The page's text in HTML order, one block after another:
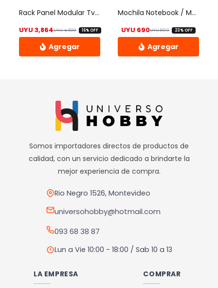
elegir
la
página
de
Rack Panel Modular Tv Hasta 60 Con Estantes Y Luces Led – Uh
UYU4,600El precio original era: UYU 4,600.
UYU 3,864 El precio actual es: UYU 3,864.
16% OFF
múltiples
variantes.
Las
opciones
se
pueden
en
la
de
producto
Mochila Notebook / Mochila Laptop
UYU899El precio
UYU 690 El precio actual
23% OFF
Somos importadores directos de productos de
calidad, con un servicio dedicado a brindarte la
mejor experiencia de compra.
Rio Negro 1526, Montevideo
universohobby@hotmail.com
093 68 38 87
Lun a Vie 10:00 - 18:00 / Sab 10 a 13
LA EMPRESA COMPRAR